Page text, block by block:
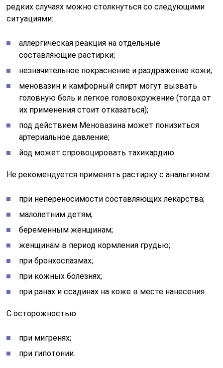
редких случаях можно столкнуться со следующими
ситуациями:
аллергическая реакция на отдельные
составляющие растирки;
незначительное покраснение и раздражение кожи;
меновазин и камфорный спирт могут вызвать
головную боль и легкое головокружение (тогда от
их применения стоит отказаться);
под действием Меновазина может понизиться
артериальное давление;
йод может спровоцировать тахикардию.
Не рекомендуется применять растирку с анальгином:
при непереносимости составляющих лекарства;
малолетним детям;
беременным женщинам;
женщинам в период кормления грудью;
при бронхоспазмах;
при кожных болезнях;
при ранах и ссадинах на коже в месте нанесения.
С осторожностью:
при мигренях;
при гипотонии.